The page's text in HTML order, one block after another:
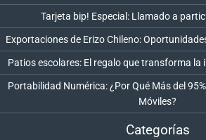
Tarjeta bip! Especial: Llamado a
Exportaciones de Erizo Chileno:
Patios escolares: El regalo que transforma la
Portabilidad Numérica: ¿Por Qué Más del
Móviles?
Categorías